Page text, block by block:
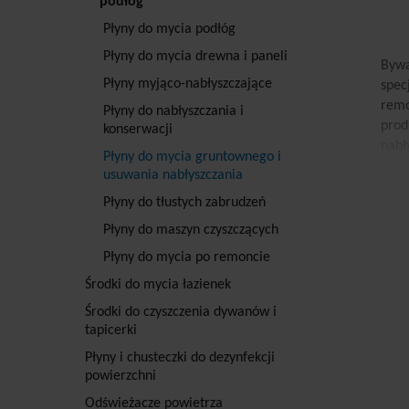
Płyny do mycia podłóg
Płyny do mycia drewna i paneli
Płyny myjąco-nabłyszczające
Płyny do nabłyszczania i
konserwacji
Płyny do mycia gruntownego i
usuwania nabłyszczania
Płyny do tłustych zabrudzeń
Płyny do maszyn czyszczących
Płyny do mycia po remoncie
Środki do mycia łazienek
Środki do czyszczenia dywanów i
tapicerki
Płyny i chusteczki do dezynfekcji
powierzchni
Odświeżacze powietrza